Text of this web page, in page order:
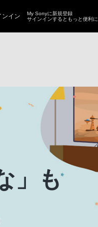
ンイン
My Sonyに新規登録
サインインするともっと便利に
」も